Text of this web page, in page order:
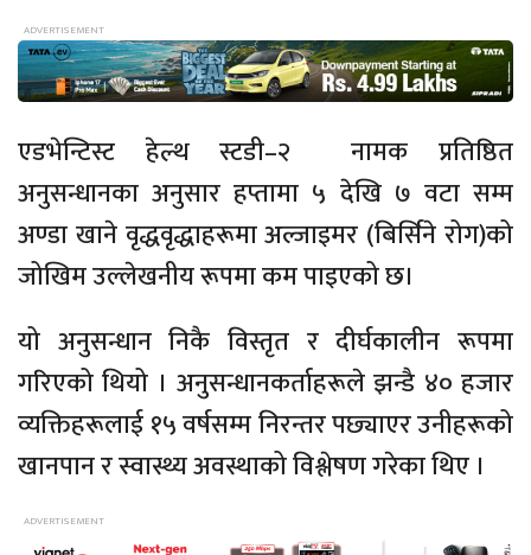
एडभेन्टिस्ट हेल्थ स्टडी–२ नामक प्रतिष्ठित
अनुसन्धानका अनुसार हप्तामा ५ देखि ७ वटा सम्म
अण्डा खाने वृद्धवृद्धाहरूमा अल्जाइमर (बिर्सिने रोग)को
जोखिम उल्लेखनीय रूपमा कम पाइएको छ।
यो अनुसन्धान निकै विस्तृत र दीर्घकालीन रूपमा
गरिएको थियो । अनुसन्धानकर्ताहरूले झन्डै ४० हजार
व्यक्तिहरूलाई १५ वर्षसम्म निरन्तर पछ्याएर उनीहरूको
खानपान र स्वास्थ्य अवस्थाको विश्लेषण गरेका थिए ।